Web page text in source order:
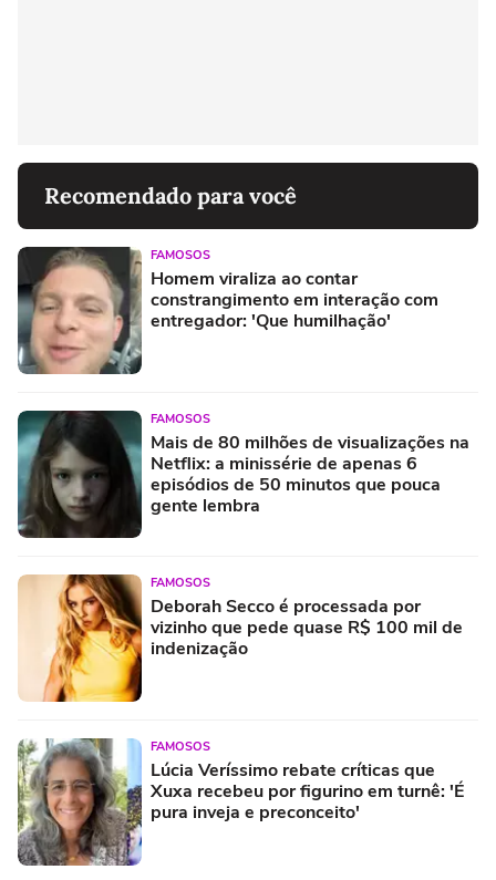
Recomendado para você
FAMOSOS
Homem viraliza ao contar
constrangimento em interação com
entregador: 'Que humilhação'
FAMOSOS
Mais de 80 milhões de visualizações na
Netflix: a minissérie de apenas 6
episódios de 50 minutos que pouca
gente lembra
FAMOSOS
Deborah Secco é processada por
vizinho que pede quase R$ 100 mil de
indenização
FAMOSOS
Lúcia Veríssimo rebate críticas que
Xuxa recebeu por figurino em turnê: 'É
pura inveja e preconceito'